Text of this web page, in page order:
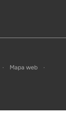
Mapa web